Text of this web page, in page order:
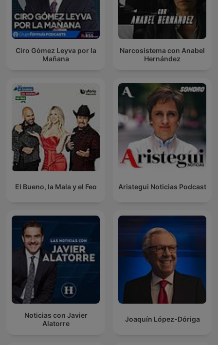
Ciro Gómez Leyva por la
Mañana
Narcosistema con Anabel
Hernández
El Bueno, la Mala y el Feo Aristegui Noticias Podcast
Noticias con Javier
Alatorre
Joaquín López-Dóriga